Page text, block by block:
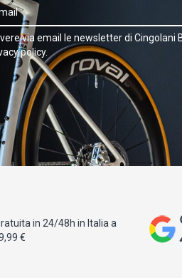
via email le newsletter di Cingolani
policy.
in 24/48h in Italia a
€